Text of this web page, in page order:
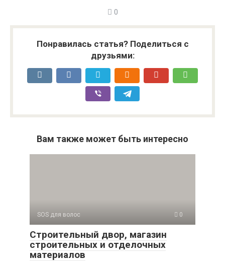
0
Понравилась статья? Поделиться с
друзьями:
Вам также может быть интересно
SOS для волос 0
Строительный двор, магазин
строительных и отделочных
материалов